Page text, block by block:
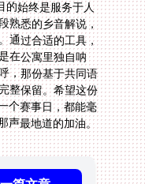
声最地道的加油。